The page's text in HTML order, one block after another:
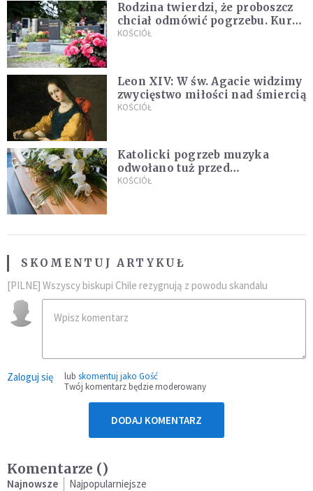
Rodzina twierdzi, że proboszcz
chciał odmówić pogrzebu. Kuria
zapowiada wyjaśnienia
KOŚCIÓŁ
Leon XIV: W św. Agacie widzimy
zwycięstwo miłości nad śmiercią
KOŚCIÓŁ
Katolicki pogrzeb muzyka
odwołano tuż przed
uroczystością. Powodem była
KOŚCIÓŁ
SKOMENTUJ ARTYKUŁ
[PILNE] Wszyscy biskupi Chile rezygnują z powodu skandalu
Zaloguj się lub skomentuj jako Gość
Twój komentarz będzie moderowany
DODAJ KOMENTARZ
Komentarze ()
Najnowsze Najpopularniejsze